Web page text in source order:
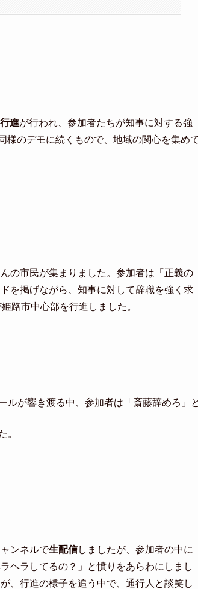
進が行われ、参加者たちが知事に対する強
様のデモに続くもので、地域の関心を集め
の市民が集まりました。参加者は「正義の
を掲げながら、知事に対して辞職を強く求
路市中心部を行進しました。
ルが響き渡る中、参加者は「斎藤辞めろ」
。
ンネルで生配信しましたが、参加者の中に
ヘラしてるの？」と憤りをあらわにしまし
、行進の様子を追う中で、通行人と談笑し